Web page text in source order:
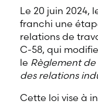
champs
d’expertises
reliés au droit
du travail et
de l’emploi.
Le 20 juin 2024,
franchi une
relations de
C-58, qui
le Règlement de
des relations
Cette loi vise à